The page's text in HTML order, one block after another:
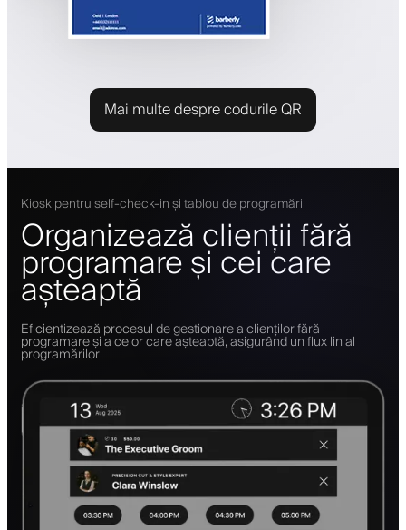
Mai multe despre codurile QR
Kiosk pentru self-check-in și tablou de programări
Organizează clienții fără
programare și cei care
așteaptă
Eficientizează procesul de gestionare a clienților fără
programare și a celor care așteaptă, asigurând un flux lin al
programărilor